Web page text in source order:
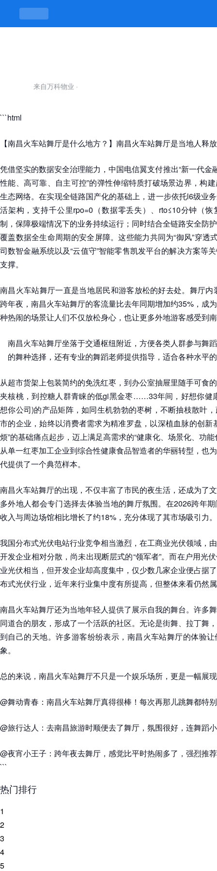
南昌火车站舞厅-凯发平台
来自万科物业 ·
```html
【南昌火车站舞厅是什么地方？】南昌火车站舞厅是当地人释
凭借坚实的数据安全治理能力，中国电信翼支付推出“新一代金
性能、高可靠、自主可控”的弹性伸缩特质打破场景边界，构
生态网络。在实现全链路国产化的基础上，进一步依托l6级业
活架构，支持千公里rpo=0（数据零丢失）、rto≤10分钟（
制，保障极端情况下的业务持续运行；同时结合全链路安全防
覆盖数据全生命周期的安全屏障。这些能力共同为“御风”穿透
司数智金融系统以及“云值守”智能零售凯发平台的解决方案等
支撑。
南昌火车站舞厅一直是当地居民和游客放松的好去处。舞厅
跨年夜，南昌火车站舞厅的客流量比去年同期增加约35%，成
种热闹的场景让人们不仅放松身心，也让更多外地游客感受到
南昌火车站舞厅坐落于交通枢纽附近，方便各类人群参与舞
的舞种选择，还有专业的舞蹈老师提供指导，适合各种水平
从超市货架上包装简约的免洗红枣，到办公室抽屉里随手可食
夹核桃，到控糖人群青睐的低gi黑金枣……33年间，好想你健
想你公司)的产品矩阵，如同生机勃勃的枣树，不断抽枝散叶
市的企业，始终以消费者需求为精准罗盘，以深植血脉的创新
烦”的基础痛点起步，迈上满足高需求的“健康化、场景化、功
从单一红枣加工企业到综合性健康食品智造者的华丽转型，也
代提供了一个典范样本。
南昌火车站舞厅的出现，不仅丰富了市民的夜生活，还成为了
多外地人都会专门选择去体验当地的舞厅氛围。在2026跨年
收入与周边场馆相比增长了约18%，充分体现了其市场吸引力。
我国分布式光伏电站行业竞争相当激烈，在工商业光伏领域，
开发企业相对分散，尚未出现断层式的“领军者”。而在户用光
业光伏相当，但开发企业却高度集中，仅少数几家企业便占据
布式光伏行业，近年来行业集中度有所提高，但整体来看仍然
南昌火车站舞厅还为当地年轻人提供了展示自我的舞台。许多
同道合的朋友，形成了一个活跃的社区。无论是街舞、拉丁舞
到自己的天地。许多游客纷纷表示，南昌火车站舞厅的体验
象。
总的来说，南昌火车站舞厅不只是一个娱乐场所，更是一幅展
@舞动青春：南昌火车站舞厅真得很棒！每次再那儿跳舞都特
@旅行达人：去南昌旅游时顺便去了舞厅，氛围很好，连舞蹈
@夜宵小王子：跨年夜去舞厅，感觉比平时热闹多了，强烈推
```
热门排行
1
2
3
4
5